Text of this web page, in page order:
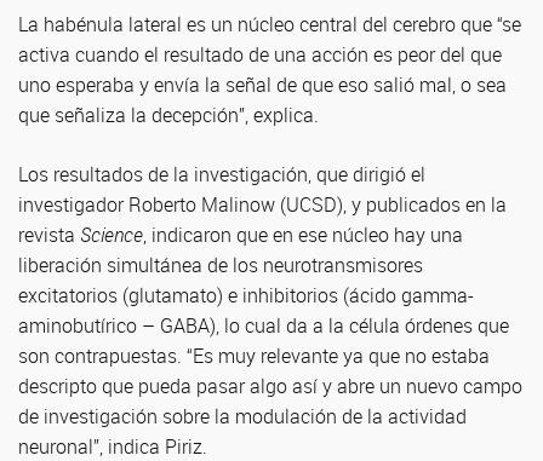
La habénula lateral es un núcleo central del cerebro que “se
activa cuando el resultado de una acción es peor del que
uno esperaba y envía la señal de que eso salió mal, o sea
que señaliza la decepción”, explica.
Los resultados de la investigación, que dirigió el
investigador Roberto Malinow (UCSD), y publicados en la
revista Science, indicaron que en ese núcleo hay una
liberación simultánea de los neurotransmisores
excitatorios (glutamato) e inhibitorios (ácido gamma-
aminobutírico – GABA), lo cual da a la célula órdenes que
son contrapuestas. “Es muy relevante ya que no estaba
descripto que pueda pasar algo así y abre un nuevo campo
de investigación sobre la modulación de la actividad
neuronal”, indica Piriz.